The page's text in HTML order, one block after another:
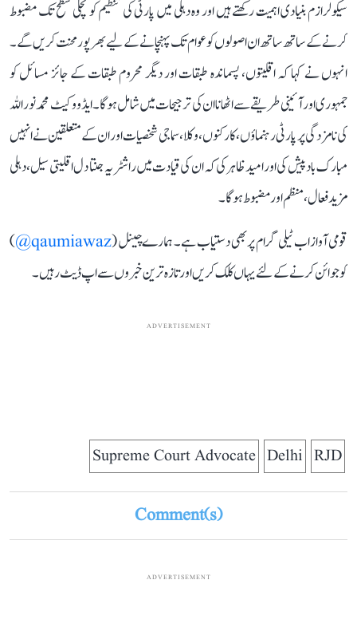
سیکولرازم بنیادی اہمیت رکھتے ہیں اور وہ دہلی میں پارٹی کی تنظیم کو نچلی سطح تک مضبوط
کرنے کے ساتھ ساتھ ان اصولوں کو عوام تک پہنچانے کے لیے بھرپور محنت کریں گے۔
انہوں نے کہا کہ اقلیتوں، پسماندہ طبقات اور دیگر محروم طبقات کے جائز مسائل کو
جمہوری اور آئینی طریقے سے اٹھانا ان کی ترجیحات میں شامل ہوگا۔ ایڈووکیٹ محمد نور اللہ
کی نامزدگی پر پارٹی رہنماؤں، کارکنوں، وکلا، سماجی شخصیات اور ان کے متعلقین نے انہیں
مبارک باد پیش کی اور امید ظاہر کی کہ ان کی قیادت میں راشٹریہ جنتا دل اقلیتی سیل، دہلی
مزید فعال، منظم اور مضبوط ہوگا۔
قومی آواز اب ٹیلی گرام پر بھی دستیاب ہے۔ ہمارے چینل (qaumiawaz@
)
کو جوائن کرنے کے لئے یہاں کلک کریں اور تازہ ترین خبروں سے اپ ڈیٹ رہیں۔
ADVERTISEMENT
RJD
Delhi
Supreme Court Advocate
Comment(s)
ADVERTISEMENT